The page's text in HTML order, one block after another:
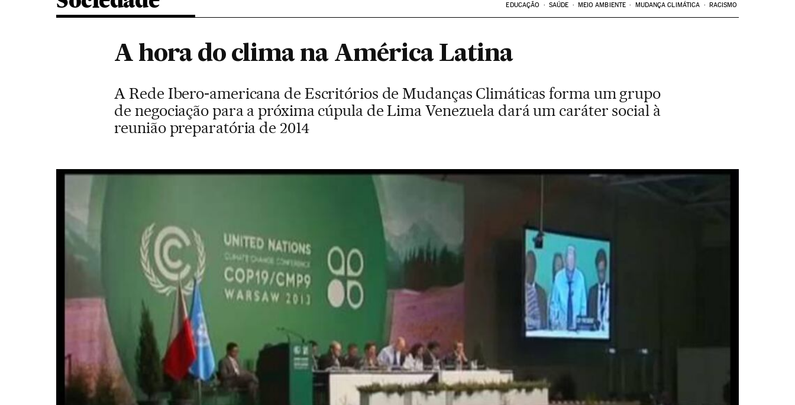
EDUCAÇÃO SAÚDE MEIO AMBIENTE MUDANÇA CLIMÁTICA RACISMO
A hora do clima na América Latina
A Rede Ibero-americana de Escritórios de Mudanças Climáticas forma um grupo
de negociação para a próxima cúpula de Lima Venezuela dará um caráter social à
reunião preparatória de 2014